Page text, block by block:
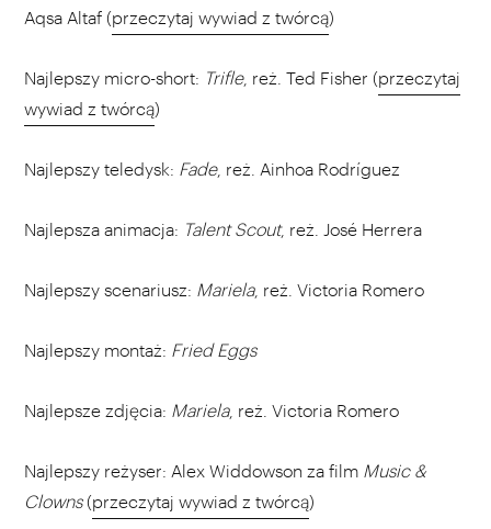
Aqsa Altaf (przeczytaj wywiad z twórcą)
Najlepszy micro-short: Trifle, reż. Ted Fisher (przeczytaj
wywiad z twórcą)
Najlepszy teledysk: Fade, reż. Ainhoa Rodríguez
Najlepsza animacja: Talent Scout, reż. José Herrera
Najlepszy scenariusz: Mariela, reż. Victoria Romero
Najlepszy montaż: Fried Eggs
Najlepsze zdjęcia: Mariela, reż. Victoria Romero
Najlepszy reżyser: Alex Widdowson za film Music &
Clowns (przeczytaj wywiad z twórcą)